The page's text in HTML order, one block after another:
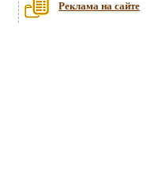
Реклама на сайте